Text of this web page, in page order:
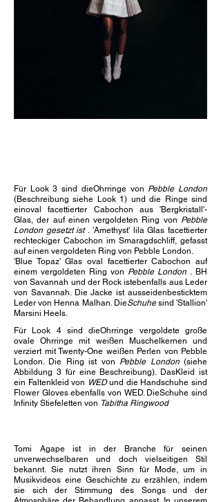
Für Look 3 sind dieOhrringe von Pebble London
(Beschreibung siehe Look 1) und die Ringe sind
einoval facettierter Cabochon aus 'Bergkristall'-
Glas, der auf einen vergoldeten Ring von Pebble
London gesetzt ist. 'Amethyst' lila Glas facettierter
rechteckiger Cabochon im Smaragdschliff, gefasst
auf einen vergoldeten Ring von Pebble London.
'Blue Topaz' Glas oval facettierter Cabochon auf
einem vergoldeten Ring von Pebble London . BH
von Savannah und der Rock istebenfalls aus Leder
von Savannah. Die Jacke ist ausseidenbesticktem
Leder von Henna Malhan. DieSchuhesind 'Stallion'
Marsini Heels.
Für Look 4 sind dieOhrringe vergoldete große
ovale Ohrringe mit weißen Muschelkernen und
verziert mit Twenty-One weißen Perlen von Pebble
London. Die
Ring ist von Pebble London(siehe
Abbildung 3 für eine Beschreibung). DasKleid ist
ein Faltenkleid von WEDund die Handschuhe sind
Flower Gloves ebenfalls von WED. DieSchuhe sind
Infinity Stiefeletten von Tabitha Ringwood
Tomi Agape ist in der Branche für seinen
unverwechselbaren und doch vielseitigen Stil
bekannt. Sie nutzt ihren Sinn für Mode, um in
Musikvideos eine Geschichte zu erzählen, indem
sie sich der Stimmung des Songs und der